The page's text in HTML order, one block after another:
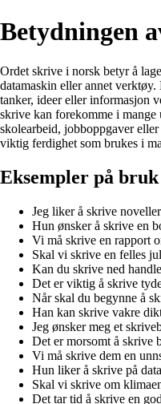
Betydningen
Ordet skrive i norsk betyr å
datamaskin eller annet
tanker, ideer eller informasjon
skrive kan forekomme i mange
skolearbeid, jobboppgaver
viktig ferdighet som brukes i
Eksempler på bruk
Jeg liker å skrive
Hun ønsker å skrive en
Vi må skrive en rapport
Skal vi skrive en felles
Kan du skrive ned
Det er viktig å skrive
Når skal du begynne å
Han kan skrive vakre
Jeg ønsker meg et
Det er morsomt å skrive
Vi må skrive dem en
Hun liker å skrive på
Skal vi skrive om
Det tar tid å skrive en